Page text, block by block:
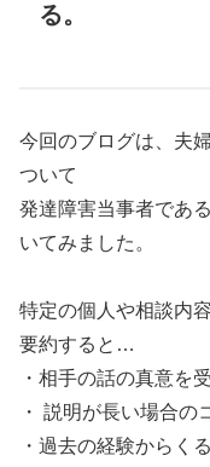
る。
今回のブログは、夫
ついて
発達障害当事者であ
いてみました。
特定の個人や相談内
要約すると…
・相手の話の真意を
・ 説明が長い場合
・過去の経験からく